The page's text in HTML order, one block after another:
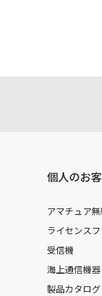
個人のお
アマチュア
ライセンス
受信機
海上通信機器
製品カタログ